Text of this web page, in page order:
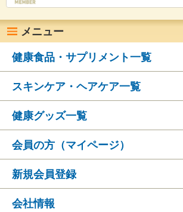
メニュー
健康食品・サプリメント一覧
スキンケア・ヘアケア一覧
健康グッズ一覧
会員の方（マイページ）
新規会員登録
会社情報